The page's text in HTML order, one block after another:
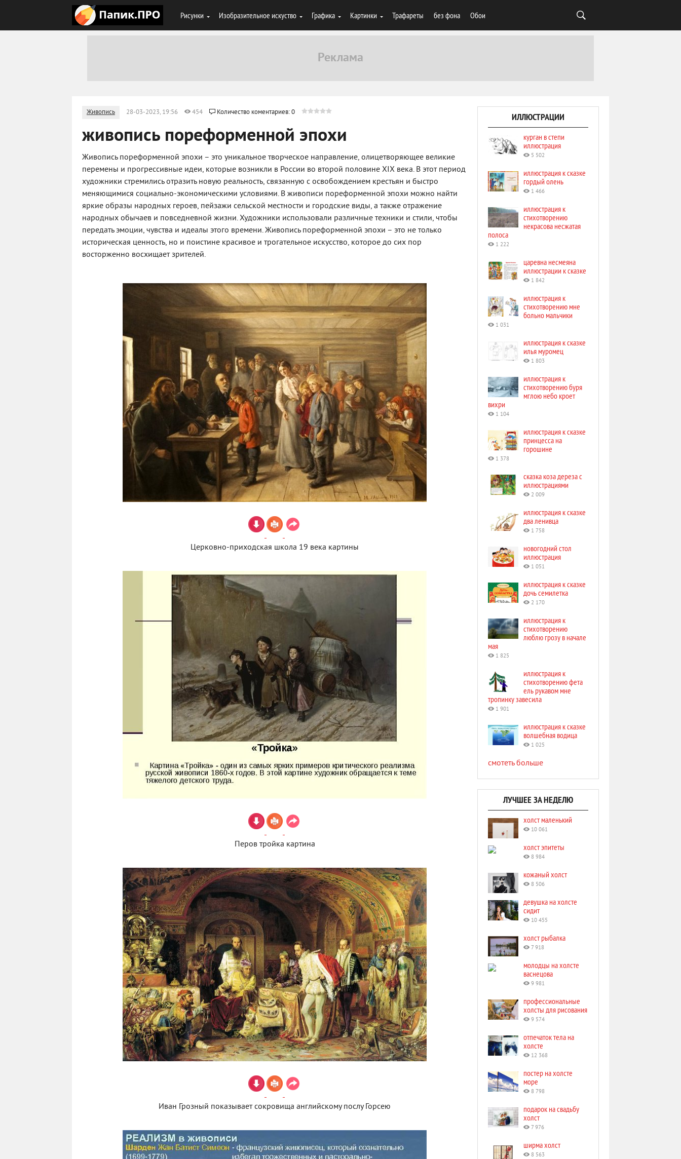
Рисунки Изобразительное искуство Графика Картинки Трафареты без фона Обои
Живопись 28-03-2023, 19:56 454 Количество коментариев: 0
живопись пореформенной эпохи
Живопись пореформенной эпохи – это уникальное творческое направление, олицетворяющее великие
перемены и прогрессивные идеи, которые возникли в России во второй половине XIX века. В этот период
художники стремились отразить новую реальность, связанную с освобождением крестьян и быстро
меняющимися социально-экономическими условиями. В живописи пореформенной эпохи можно найти
яркие образы народных героев, пейзажи сельской местности и городские виды, а также отражение
народных обычаев и повседневной жизни. Художники использовали различные техники и стили, чтобы
передать эмоции, чувства и идеалы этого времени. Живопись пореформенной эпохи – это не только
историческая ценность, но и поистине красивое и трогательное искусство, которое до сих пор
восторженно восхищает зрителей.
Церковно-приходская школа 19 века картины
Перов тройка картина
Иван Грозный показывает сокровища английскому послу Горсею
ИЛЛЮСТРАЦИИ
курган в степи
иллюстрация
5 502
иллюстрация к сказке
гордый олень
1 466
иллюстрация к
стихотворению
некрасова несжатая
полоса
1 222
царевна несмеяна
иллюстрации к сказке
1 842
иллюстрация к
стихотворению мне
больно мальчики
1 031
иллюстрация к сказке
илья муромец
1 803
иллюстрация к
стихотворению буря
мглою небо кроет
вихри
1 104
иллюстрация к сказке
принцесса на
горошине
1 378
сказка коза дереза с
иллюстрациями
2 009
иллюстрация к сказке
два ленивца
1 758
новогодний стол
иллюстрация
1 051
иллюстрация к сказке
дочь семилетка
2 170
иллюстрация к
стихотворению
люблю грозу в начале
мая
1 825
иллюстрация к
стихотворению фета
ель рукавом мне
тропинку завесила
1 901
иллюстрация к сказке
волшебная водица
1 025
смотеть больше
ЛУЧШЕЕ ЗА НЕДЕЛЮ
холст маленький
10 061
холст эпитеты
8 984
кожаный холст
8 506
девушка на холсте
сидит
10 455
холст рыбалка
7 918
молодцы на холсте
васнецова
9 981
профессиональные
холсты для рисования
9 574
отпечаток тела на
холсте
12 368
постер на холсте
море
8 798
подарок на свадьбу
холст
7 976
ширма холст
8 563